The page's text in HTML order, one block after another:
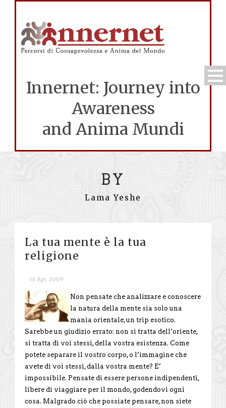
Innernet: Journey into
Awareness
and Anima Mundi
BY
Lama Yeshe
La tua mente è la tua
religione
01 Apr 2009
Non pensate che analizzare e conoscere
la natura della mente sia solo una
mania orientale, un trip esotico.
Sarebbe un giudizio errato: non si tratta dell’oriente,
si tratta di voi stessi, della vostra esistenza. Come
potete separare il vostro corpo, o l’immagine che
avete di voi stessi, dalla vostra mente? E’
impossibile. Pensate di essere persone indipendenti,
libere di viaggiare per il mondo, godendovi ogni
cosa. Malgrado ciò che possiate pensare, non siete